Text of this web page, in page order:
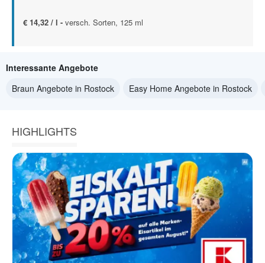
€ 14,32 / l - versch. Sorten, 125 ml
Interessante Angebote
Braun Angebote in Rostock
Easy Home Angebote in Rostock
HIGHLIGHTS